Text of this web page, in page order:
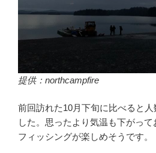
提供：northcampfire
前回訪れた10月下旬に比べると
した。思ったより気温も下がっ
フィッシングが楽しめそうです。